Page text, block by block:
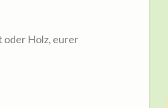
oder Holz, eurer